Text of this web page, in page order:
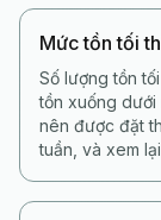
Mức tồn tối
Số lượng tồn
tồn xuống dưới
nên được đặt
tuần, và xem